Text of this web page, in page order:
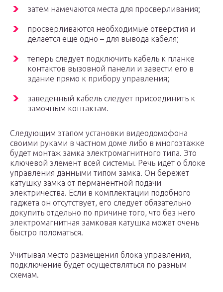
затем намечаются места для просверливания;
просверливаются необходимые отверстия и
делается еще одно – для вывода кабеля;
теперь следует подключить кабель к планке
контактов вызовной панели и завести его в
здание прямо к прибору управления;
заведенный кабель следует присоединить к
замочным контактам.
Следующим этапом установки видеодомофона
своими руками в частном доме либо в многоэтажке
будет монтаж замка электромагнитного типа. Это
ключевой элемент всей системы. Речь идет о блоке
управления данными типом замка. Он бережет
катушку замка от перманентной подачи
электричества. Если в комплектации подобного
гаджета он отсутствует, его следует обязательно
докупить отдельно по причине того, что без него
электромагнитная замковая катушка может очень
быстро поломаться.
Учитывая место размещения блока управления,
подключение будет осуществляться по разным
схемам.